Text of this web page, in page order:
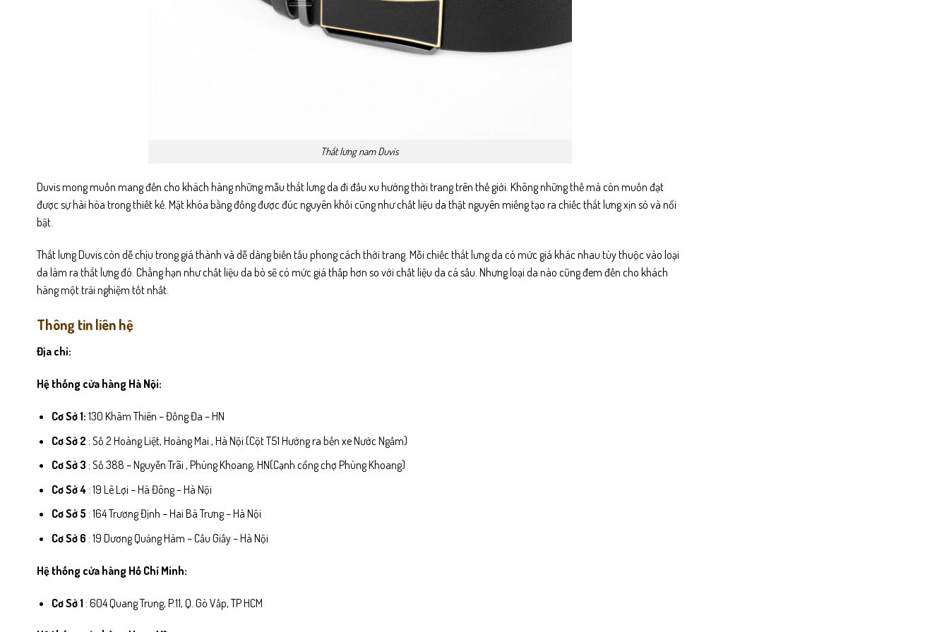
Thắt lưng nam Duvis
Duvis mong muốn mang đến cho khách hàng những mẫu thắt lưng da đi đầu xu hướng thời trang trên thế giới. Không những thế mà còn muốn đạt
được sự hài hòa trong thiết kế. Mặt khóa bằng đồng được đúc nguyên khối cũng như chất liệu da thật nguyên miếng tạo ra chiếc thắt lưng xịn sò và nổi
bật.
Thắt lưng Duvis còn dễ chịu trong giá thành và dễ dàng biến tấu phong cách thời trang. Mỗi chiếc thắt lưng da có mức giá khác nhau tùy thuộc vào loại
da làm ra thắt lưng đó. Chẳng hạn như chất liệu da bò sẽ có mức giá thấp hơn so với chất liệu da cá sấu. Nhưng loại da nào cũng đem đến cho khách
hàng một trải nghiệm tốt nhất.
Thông tin liên hệ
Địa chỉ:
Hệ thống cửa hàng Hà Nội:
Cơ Sở 1: 130 Khâm Thiên – Đống Đa – HN
Cơ Sở 2 : Số 2 Hoàng Liệt, Hoàng Mai , Hà Nội (Cột T51 Hướng ra bến xe Nước Ngầm)
Cơ Sở 3 : Số 388 – Nguyễn Trãi , Phùng Khoang, HN(Cạnh cổng chợ Phùng Khoang)
Cơ Sở 4: 19 Lê Lợi – Hà Đông – Hà Nội
Cơ Sở 5 : 164 Trương Định – Hai Bà Trưng – Hà Nội
Cơ Sở 6 : 19 Dương Quảng Hàm – Cầu Giấy – Hà Nội
Hệ thống cửa hàng Hồ Chí Minh:
Cơ Sở 1 : 604 Quang Trung, P.11, Q. Gò Vấp, TP HCM